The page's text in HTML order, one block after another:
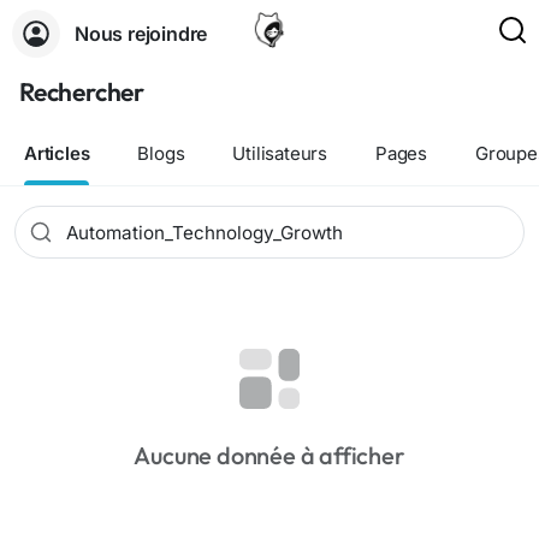
Nous rejoindre
Rechercher
Articles Blogs Utilisateurs Pages
Aucune donnée à afficher